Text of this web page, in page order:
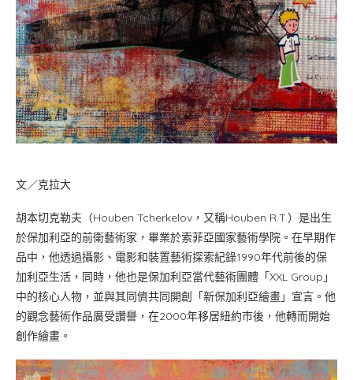
文／克拉大
胡本切克勒夫（Houben Tcherkelov，又稱Houben R.T.）是出生
於保加利亞的前衛藝術家，畢業於索菲亞國家藝術學院。在早期作
品中，他透過攝影、電影和裝置藝術探索紀錄1990年代前後的保
加利亞生活，同時，他也是保加利亞當代藝術團體「XXL Group」
中的核心人物，並與其同儕共同開創「新保加利亞繪畫」宣言。他
的觀念藝術作品廣受讚譽，在2000年移居紐約市後，他轉而開始
創作繪畫。